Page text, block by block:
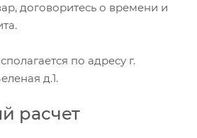
договоритесь о времени и
по адресу г.
д.1.
расчет